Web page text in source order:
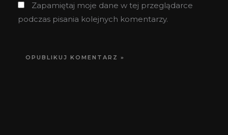
Zapamiętaj moje dane w tej przeglądarce
podczas pisania kolejnych komentarzy.